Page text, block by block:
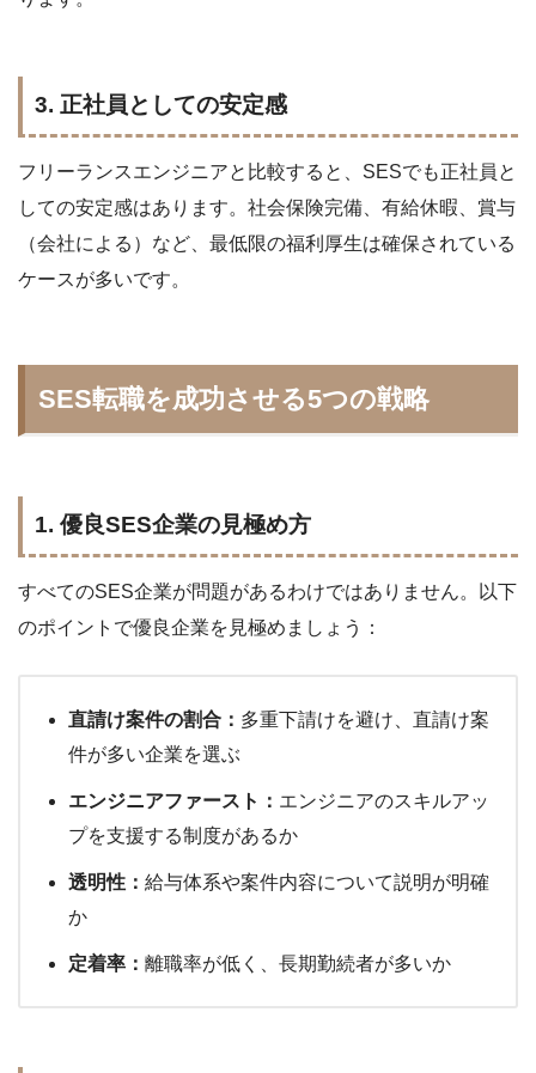
3. 正社員としての安定感
フリーランスエンジニアと比較すると、SESでも正社員と
しての安定感はあります。社会保険完備、有給休暇、賞与
（会社による）など、最低限の福利厚生は確保されている
ケースが多いです。
SES転職を成功させる5つの戦略
1. 優良SES企業の見極め方
すべてのSES企業が問題があるわけではありません。以下
のポイントで優良企業を見極めましょう：
直請け案件の割合： 多重下請けを避け、直請け案
件が多い企業を選ぶ
エンジニアファースト： エンジニアのスキルアッ
プを支援する制度があるか
透明性： 給与体系や案件内容について説明が明確
か
定着率： 離職率が低く、長期勤続者が多いか